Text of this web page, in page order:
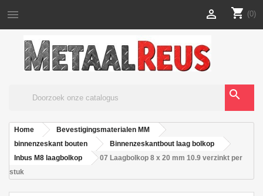
 shopping_cart (0)

search
Home
Bevestigingsmaterialen MM
binnenzeskant bouten
Binnenzeskantbout laag bolkop
Inbus M8 laagbolkop
07 Laagbolkop 8 x 20 mm 10.9 verzinkt per
stuk